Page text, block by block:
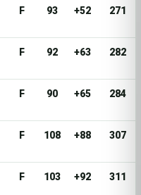
F 93 +52 271
F 92 +63 282
F 90 +65 284
F 108 +88 307
F 103 +92 311